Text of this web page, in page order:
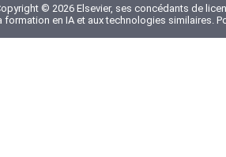
© 2026 Elsevier, ses concédants de
formation en IA et aux technologies similaires.